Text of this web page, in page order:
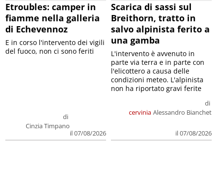
Etroubles: camper in
fiamme nella galleria
di Echevennoz
di
Cinzia Timpano
il 07/08/2026
E in corso l'intervento dei vigili
del fuoco, non ci sono feriti
Scarica di sassi sul
Breithorn, tratto in
salvo alpinista ferito a
una gamba
cervinia
di
Alessandro Bianchet
il 07/08/2026
L'intervento è avvenuto in
parte via terra e in parte con
l'elicottero a causa delle
condizioni meteo. L'alpinista
non ha riportato gravi ferite